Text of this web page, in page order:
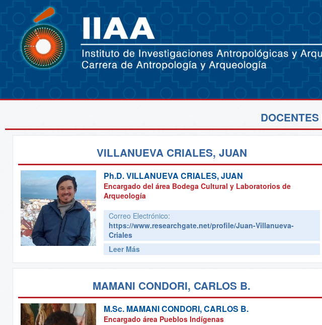
VILLANUEVA CRIALES, JUAN
Ph.D.VILLANUEVA CRIALES, JUAN
Encargado del área Bodega Cultural y Laboratorios de
Arqueología
Correo Electrónico:
https://www.researchgate.net/profile/Juan-Villanueva-
Criales
Leer Más
MAMANI CONDORI, CARLOS B.
M.Sc. MAMANI CONDORI, CARLOS B.
Encargado área Pueblos Indígenas